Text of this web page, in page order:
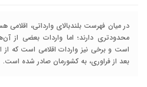
در میان فهرست بلندبالای وارداتی،
محدودتری دارند؛ اما واردات بعضی از
است و برخی نیز واردات اقلامی است که از
بعد از فراوری، به کشورمان صادر شده است.